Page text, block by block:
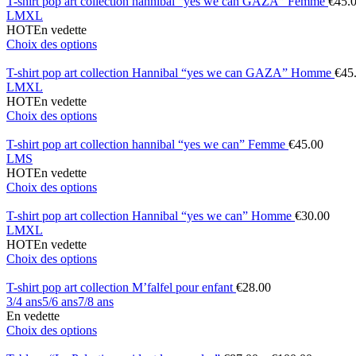
LMXL
HOTEn vedette
Choix des options
T-shirt pop art collection Hannibal “yes we can GAZA” Homme €
LMXL
HOTEn vedette
Choix des options
T-shirt pop art collection hannibal “yes we can” Femme €45.00
LMS
HOTEn vedette
Choix des options
T-shirt pop art collection Hannibal “yes we can” Homme €30.00
LMXL
HOTEn vedette
Choix des options
T-shirt pop art collection M’falfel pour enfant €28.00
3/4 ans5/6 ans7/8 ans
En vedette
Choix des options